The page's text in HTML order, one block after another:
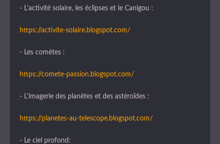
- L'activité solaire, les éclipses et le Canigou :
https://activite-solaire.blogspot.com/
- Les comètes :
https://comete-passion.blogspot.com/
- L'imagerie des planètes et des astéroïdes :
https://planetes-au-telescope.blogspot.com/
- Le ciel profond: